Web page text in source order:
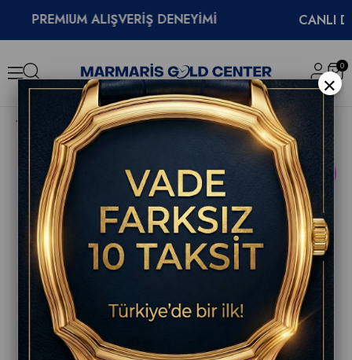
ALIŞVERİŞ DENEYİMİ CANLI
0
Breitling Superocean 40mm Heritage B31 Erkek Saati AB3110361L1A1
ÜRÜN
×